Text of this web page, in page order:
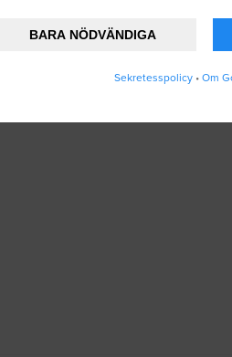
BARA NÖDVÄNDIGA
Sekretesspolicy• Om
att Golvlaggare.se
.